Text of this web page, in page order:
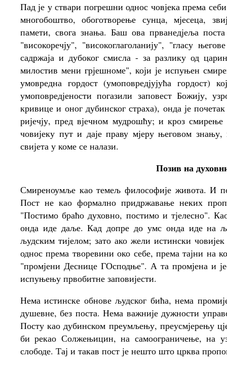
Пад је у ствари погрешни однос човјека према
многобоштво, обоготворење сунца, мјесеца,
памети, свога знања. Баш ова прванедјеља
"високоречју", "високоглаголанију", "гласу
садржаја и дубоког смисла - за разлику од
милостив мени грјешноме", који је испуњен
умовредна гордост (умоповредјујућа
умоповредјености погазили заповест Божију,
кривице и оног дубинског страха), онда је
ријечју, пред вјечном мудрошћу; и кроз смирење
човијеку пут и даје праву мјеру његовом
свијета у коме се налази.
Позив на
Смиреноумље као темељ философије живота. И
Пост не као формално придржавање неких
"Постимо браћо духовно, постимо и тјелесно".
онда иде даље. Кад допре до умс онда иде на
људским тијелом; зато ако жели истински
однос према творевини око себе, према тајни на
"промјени Деснице ГОсподње". А та промјена и
испуњењу првобитне заповијести.
Нема истинске обнове људског бића, нема
душевне, без поста. Нема важније дужности
Посту као дубинском преумљењу, преусмјерењу
би рекао Солжењицин, на самоограничење, на
слободе. Тај и такав пост је нешто што црква